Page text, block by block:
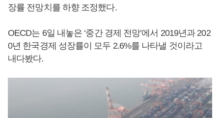
장률 전망치를 하향 조정했다.
OECD는 6일 내놓은 ‘중간 경제 전망’에서 2019년과 202
0년 한국경제 성장률이 모두 2.6%를 나타낼 것이라고
내다봤다.